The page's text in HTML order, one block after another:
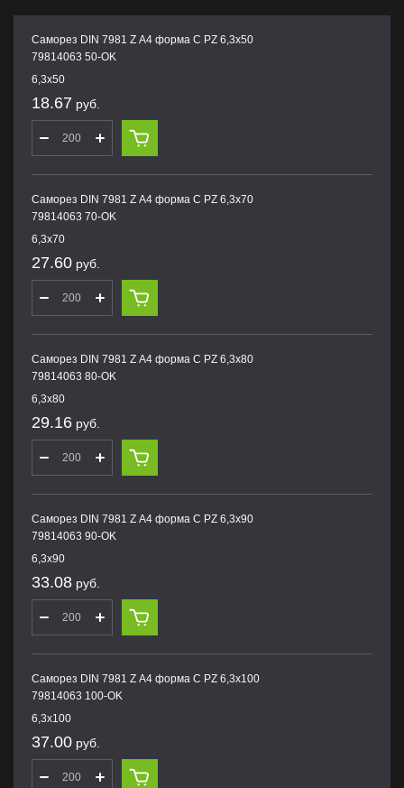
Саморез DIN 7981 Z А4 форма С PZ 6,3х50
79814063 50-OK
6,3х50
18.67 руб.
Саморез DIN 7981 Z А4 форма С PZ 6,3х70
79814063 70-OK
6,3х70
27.60 руб.
Саморез DIN 7981 Z А4 форма С PZ 6,3х80
79814063 80-OK
6,3х80
29.16 руб.
Саморез DIN 7981 Z А4 форма С PZ 6,3х90
79814063 90-OK
6,3х90
33.08 руб.
Саморез DIN 7981 Z А4 форма С PZ 6,3х100
79814063 100-OK
6,3х100
37.00 руб.